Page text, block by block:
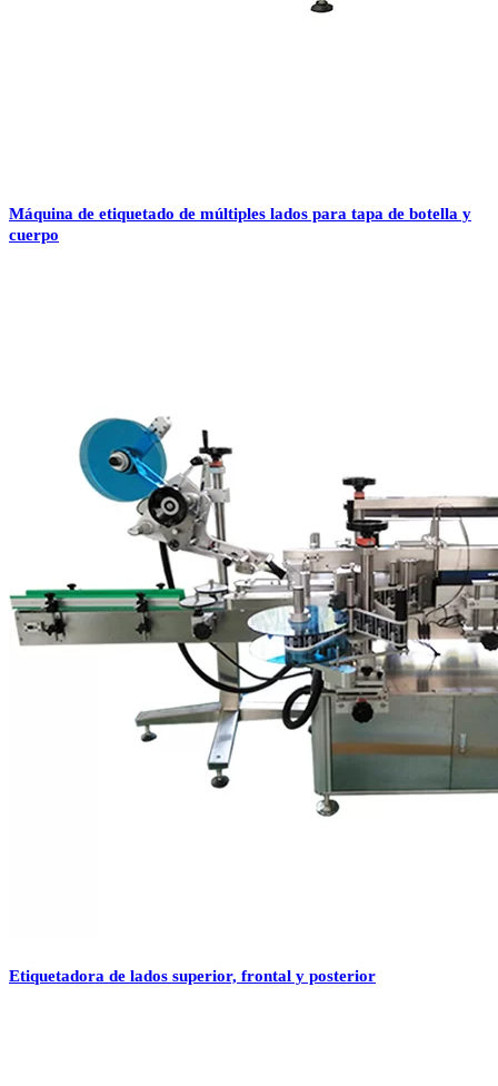
Máquina de etiquetado de múltiples lados para tapa de botella y
cuerpo
Etiquetadora de lados superior, frontal y posterior